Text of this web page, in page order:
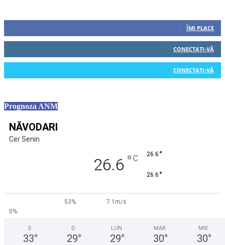
ÎMI PLACE
CONECTAȚI-VĂ
CONECTAȚI-VĂ
Prognoza ANM
NĂVODARI
Cer Senin
26.6 ° C 26.6 °
26.6 °
53%
7.1m/s
0%
S
33°
D
29°
LUN
29°
MAR
30°
MIE
30°